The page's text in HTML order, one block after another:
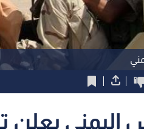
اليمني يعلن